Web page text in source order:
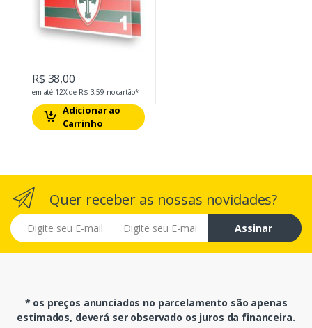
R$ 38,00
em até 12X de R$ 3,59 no cartão*
Adicionar ao
Carrinho
Quer receber as nossas novidades?
E-mail
Assinar
* os preços anunciados no parcelamento são apenas
estimados, deverá ser observado os juros da financeira.